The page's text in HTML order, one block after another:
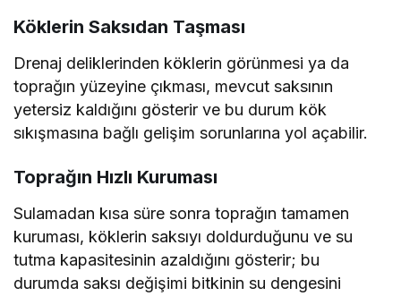
Köklerin Saksıdan Taşması
Drenaj deliklerinden köklerin görünmesi ya da
toprağın yüzeyine çıkması, mevcut saksının
yetersiz kaldığını gösterir ve bu durum kök
sıkışmasına bağlı gelişim sorunlarına yol açabilir.
Toprağın Hızlı Kuruması
Sulamadan kısa süre sonra toprağın tamamen
kuruması, köklerin saksıyı doldurduğunu ve su
tutma kapasitesinin azaldığını gösterir; bu
durumda saksı değişimi bitkinin su dengesini